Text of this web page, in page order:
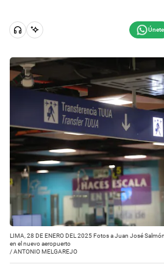
LIMA, 28 DE ENERO DEL 2025 Fotos a Juan José
en el nuevo aeropuerto
/ANTONIO MELGAREJO